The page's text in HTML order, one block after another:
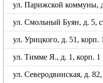
ул. Парижской коммуны,
ул. Смольный Буян, д. 5,
ул. Урицкого, д. 51, корп. 1
ул. Тимме Я., д. 1, корп. 1
ул. Северодвинская, д. 82,